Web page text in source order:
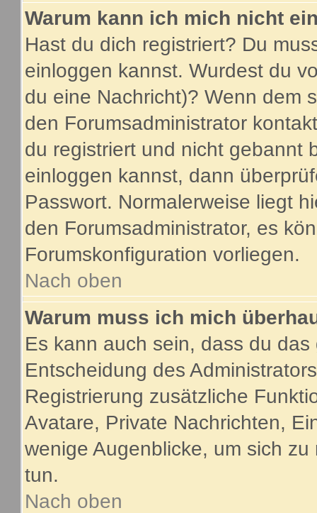
Warum kann ich mich nicht
Hast du dich registriert? Du
einloggen kannst. Wurdest du
du eine Nachricht)? Wenn dem
den Forumsadministrator
du registriert und nicht gebannt
einloggen kannst, dann
Passwort. Normalerweise liegt
den Forumsadministrator, es
Forumskonfiguration vorliegen.
Nach oben
Warum muss ich mich
Es kann auch sein, dass du
Entscheidung des
Registrierung zusätzliche
Avatare, Private Nachrichten,
wenige Augenblicke, um sich
tun.
Nach oben